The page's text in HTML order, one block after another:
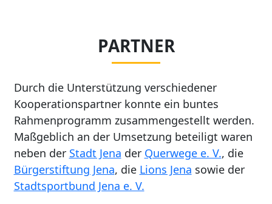
PARTNER
Durch die Unterstützung verschiedener
Kooperationspartner konnte ein buntes
Rahmenprogramm zusammengestellt werden.
Maßgeblich an der Umsetzung beteiligt waren
neben der Stadt Jena der Querwege e. V., die
Bürgerstiftung Jena, die Lions Jena sowie der
Stadtsportbund Jena e. V.